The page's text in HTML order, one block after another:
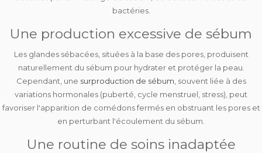
bactéries.
Une production excessive de sébum
Les glandes sébacées, situées à la base des pores, produisent
naturellement du sébum pour hydrater et protéger la peau.
Cependant, une surproduction de sébum , souvent liée à des
variations hormonales (puberté, cycle menstruel, stress), peut
favoriser l'apparition de comédons fermés en obstruant les pores et
en perturbant l'écoulement du sébum.
Une routine de soins inadaptée